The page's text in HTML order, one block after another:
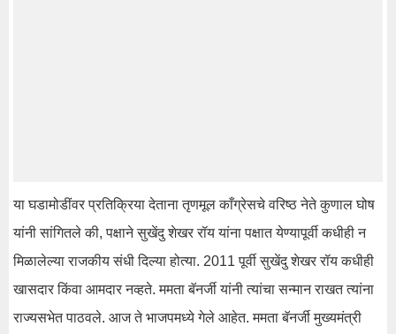
या घडामोडींवर प्रतिक्रिया देताना तृणमूल काँग्रेसचे वरिष्ठ नेते कुणाल घोष
यांनी सांगितले की, पक्षाने सुखेंदु शेखर रॉय यांना पक्षात येण्यापूर्वी कधीही न
मिळालेल्या राजकीय संधी दिल्या होत्या. 2011 पूर्वी सुखेंदु शेखर रॉय कधीही
खासदार किंवा आमदार नव्हते. ममता बॅनर्जी यांनी त्यांचा सन्मान राखत त्यांना
राज्यसभेत पाठवले. आज ते भाजपमध्ये गेले आहेत. ममता बॅनर्जी मुख्यमंत्री